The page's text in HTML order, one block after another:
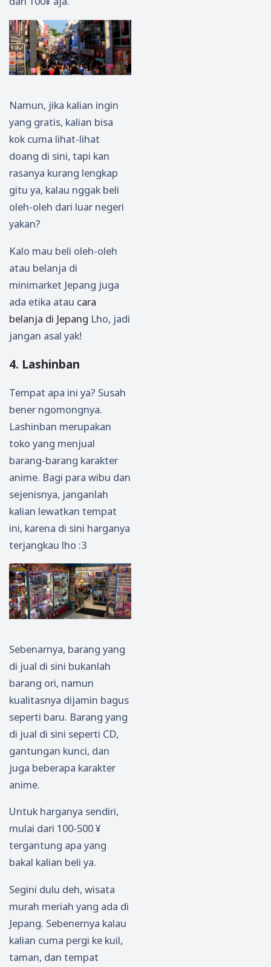
Namun, jika kalian ingin
yang gratis, kalian bisa
kok cuma lihat-lihat
doang di sini, tapi kan
rasanya kurang lengkap
gitu ya, kalau nggak beli
oleh-oleh dari luar negeri
yakan?
Kalo mau beli oleh-oleh
atau belanja di
minimarket Jepang juga
ada etika atau cara
belanja di Jepang Lho, jadi
jangan asal yak!
4. Lashinban
Tempat apa ini ya? Susah
bener ngomongnya.
Lashinban merupakan
toko yang menjual
barang-barang karakter
anime. Bagi para wibu dan
sejenisnya, janganlah
kalian lewatkan tempat
ini, karena di sini harganya
terjangkau lho :3
Sebenarnya, barang yang
di jual di sini bukanlah
barang ori, namun
kualitasnya dijamin bagus
seperti baru. Barang yang
di jual di sini seperti CD,
gantungan kunci, dan
juga beberapa karakter
anime.
Untuk harganya sendiri,
mulai dari 100-500 ¥
tergantung apa yang
bakal kalian beli ya.
Segini dulu deh, wisata
murah meriah yang ada di
Jepang. Sebenernya kalau
kalian cuma pergi ke kuil,
taman, dan tempat